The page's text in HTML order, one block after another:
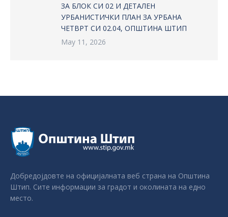
ЗА БЛОК СИ 02 И ДЕТАЛЕН
УРБАНИСТИЧКИ ПЛАН ЗА УРБАНА
ЧЕТВРТ СИ 02.04, ОПШТИНА ШТИП
May 11, 2026
Добредојдовте на официјалната веб страна на Општина
Штип. Сите информации за градот и околината на едно
место.